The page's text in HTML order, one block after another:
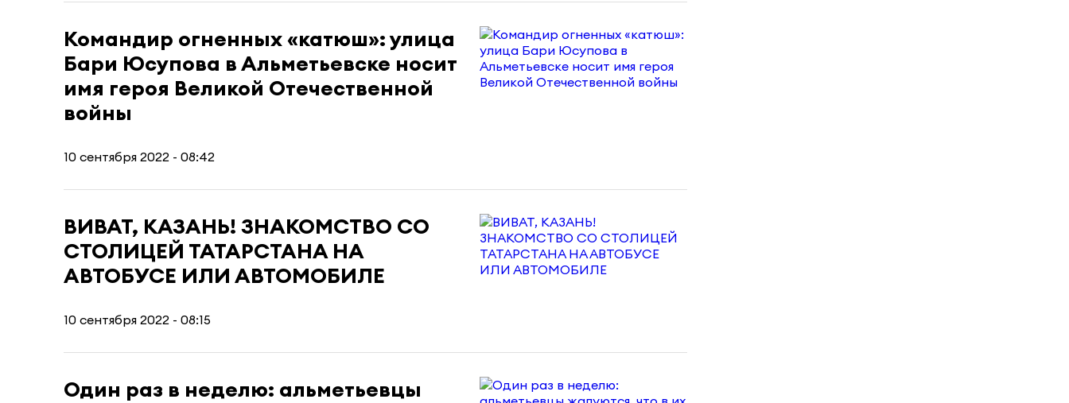
Командир огненных «катюш»: улица
Бари Юсупова в Альметьевске носит
имя героя Великой Отечественной
войны
10 сентября 2022 - 08:42
ВИВАТ, КАЗАНЬ! ЗНАКОМСТВО СО
СТОЛИЦЕЙ ТАТАРСТАНА НА
АВТОБУСЕ ИЛИ АВТОМОБИЛЕ
10 сентября 2022 - 08:15
Один раз в неделю: альметьевцы